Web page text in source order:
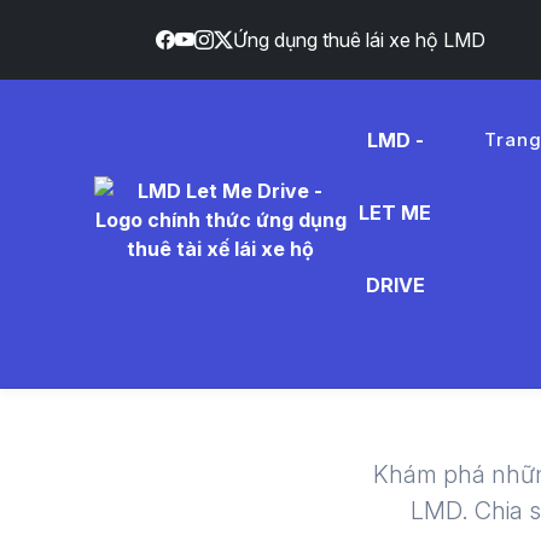
Ứng dụng thuê lái xe hộ LMD
LMD -
LET ME
DRIVE
-
Khám phá
LMD. Chia